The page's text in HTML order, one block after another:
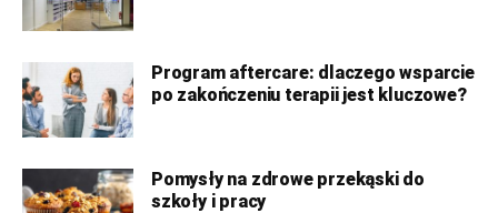
Program aftercare: dlaczego wsparcie
po zakończeniu terapii jest kluczowe?
Pomysły na zdrowe przekąski do
szkoły i pracy